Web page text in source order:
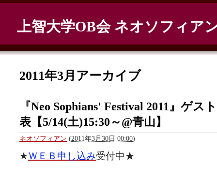
上智大学OB会 ネオソフィア
2011年3月アーカイブ
『Neo Sophians' Festival 2011』ゲス
表【5/14(土)15:30～@青山】
ネオソフィアン (2011年3月30日 00:00)
★ＷＥＢ申し込み受付中★